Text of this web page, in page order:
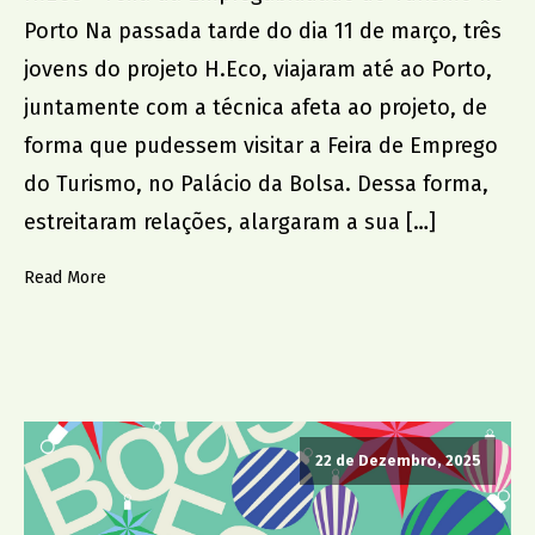
Dr. João da Silva Correia
AMU
Porto Na passada tarde do dia 11 de março, três
jovens do projeto H.Eco, viajaram até ao Porto,
juntamente com a técnica afeta ao projeto, de
forma que pudessem visitar a Feira de Emprego
do Turismo, no Palácio da Bolsa. Dessa forma,
estreitaram relações, alargaram a sua […]
Read More
22 de Dezembro, 2025